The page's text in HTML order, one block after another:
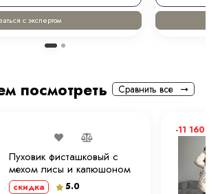
с экспертом
посмотреть Сравнить все
Пуховик фисташковый с
мехом лисы и капюшоном
70 см. ХМ
скидка
5.0
-11 160